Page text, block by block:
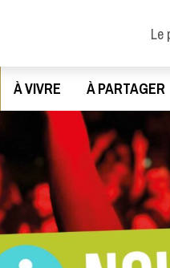
Le
À VIVRE À PARTAGER